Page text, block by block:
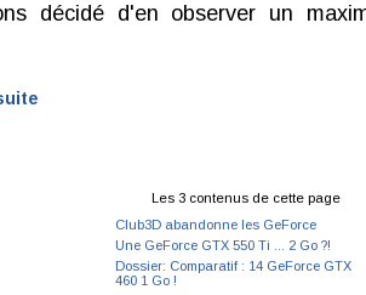
décidé d'en observer un
Les 3 contenus de cette page
Club3D abandonne les GeForce
Une GeForce GTX 550 Ti ... 2 Go ?!
Dossier: Comparatif : 14 GeForce GTX
460 1 Go !